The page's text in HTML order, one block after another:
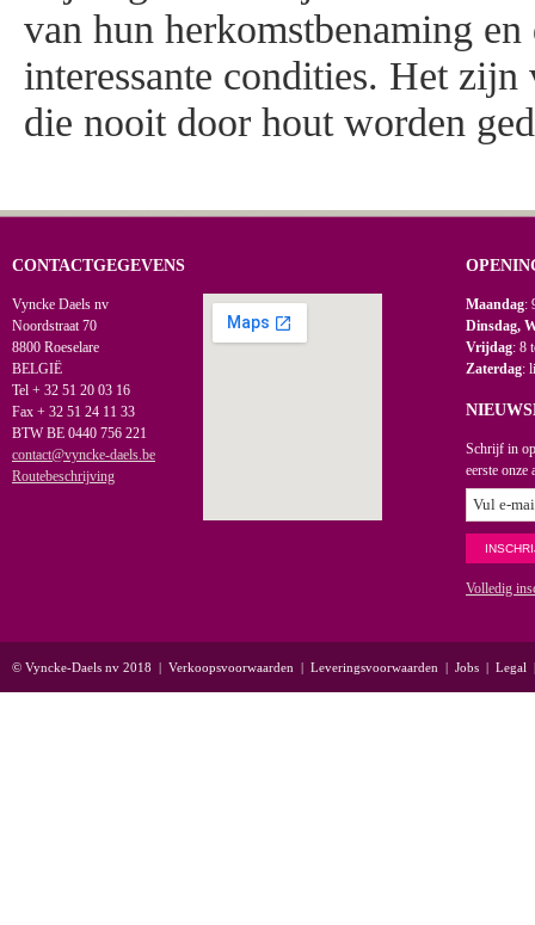
van hun herkomstbenaming en
interessante condities. Het
die nooit door hout worden
CONTACTGEGEVENS
Vyncke Daels nv
Noordstraat 70
8800 Roeselare
BELGIË
Tel + 32 51 20 03 16
Fax + 32 51 24 11 33
BTW BE 0440 756 221
contact@vyncke-daels.be
Routebeschrijving
Maandag:
Dinsdag,
Vrijdag: 8
Zaterdag:
Schrijf in
eerste onze
Volledig
© Vyncke-Daels nv 2018 | Verkoopsvoorwaarden | Leveringsvoorwaarden | Jobs | Legal